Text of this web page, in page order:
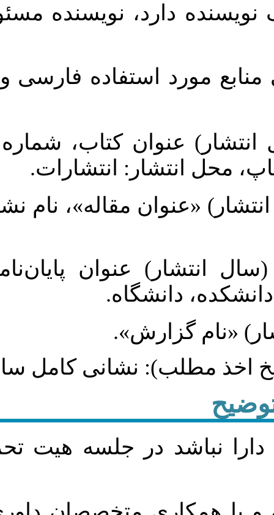
نویسنده مسئول با علامت
استفاده فارسی و انگلیسی به
کتاب، شماره جلد، (نام و
انتشارات.
مقاله»، نام نشریه، شماره،
عنوان پایان‌نامه، پایان‌نامه
نشانی کامل سایت.
جلسه هيت تحريريه نشريه